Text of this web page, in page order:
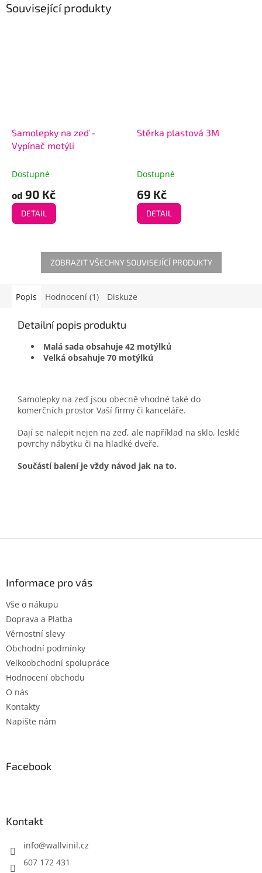
Související produkty
Samolepky na zeď -
Vypínač motýli
Dostupné
od 90 Kč
DETAIL
Stěrka plastová 3M
Dostupné
69 Kč
DETAIL
ZOBRAZIT VŠECHNY SOUVISEJÍCÍ PRODUKTY
Popis Hodnocení (1) Diskuze
Detailní popis produktu
Malá sada obsahuje 42 motýlků
Velká obsahuje 70 motýlků
Samolepky na zeď jsou obecně vhodné také do
komerčních prostor Vaší firmy či kanceláře.
Dají se nalepit nejen na zeď, ale například na sklo, lesklé
povrchy nábytku či na hladké dveře.
Součástí balení je vždy návod jak na to.
Informace pro vás
Vše o nákupu
Doprava a Platba
Věrnostní slevy
Obchodní podmínky
Velkoobchodní spolupráce
Hodnocení obchodu
O nás
Kontakty
Napište nám
Facebook
Kontakt
info@wallvinil.cz
607 172 431